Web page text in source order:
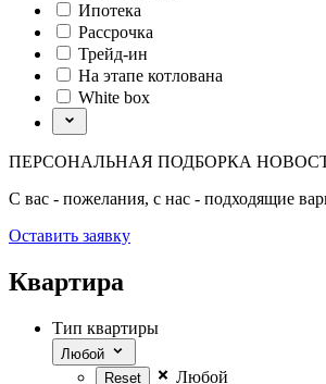
Ипотека
Рассрочка
Трейд-ин
На этапе котлована
White box
ПЕРСОНАЛЬНАЯ ПОДБОРКА
С вас - пожелания, с нас - подходящие
Оставить заявку
Квартира
Тип квартиры
Любой
Любой